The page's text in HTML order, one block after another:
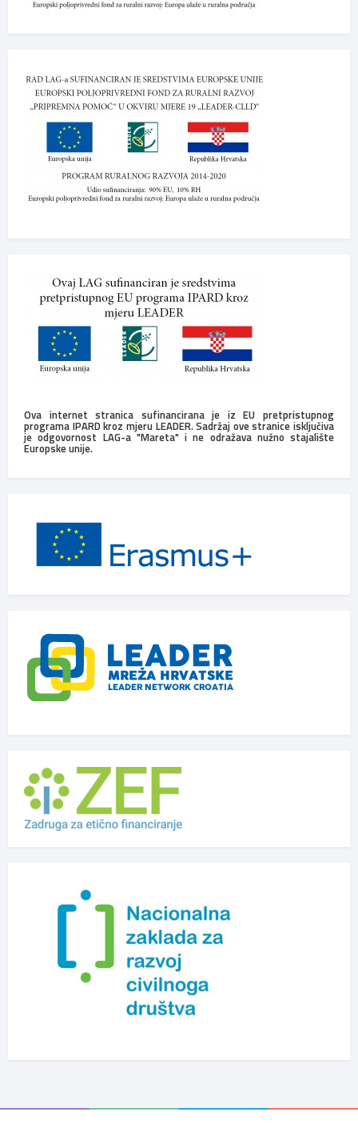
Ova internet stranica sufinancirana je iz EU pretpristupnog
programa IPARD kroz mjeru LEADER. Sadržaj ove stranice isključiva
je odgovornost LAG-a "Mareta" i ne odražava nužno stajalište
Europske unije.